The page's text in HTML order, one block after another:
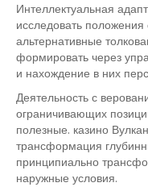
Интеллектуальная
исследовать
альтернативные
формировать через
и нахождение в них
Деятельность с
ограничивающих
полезные. казино
трансформация
принципиально
наружные условия.